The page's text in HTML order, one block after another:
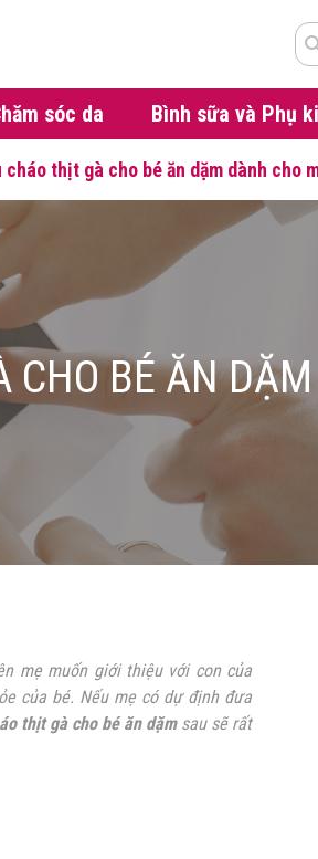
sóc da Bình sữa và Phụ
cháo thịt gà cho bé ăn dặm dành cho
CHO BÉ ĂN
mẹ muốn giới thiệu với con của
của bé. Nếu mẹ có dự định đưa
thịt gà cho bé ăn dặmsau sẽ rất